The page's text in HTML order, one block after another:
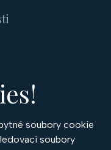
soubory cookie
soubory